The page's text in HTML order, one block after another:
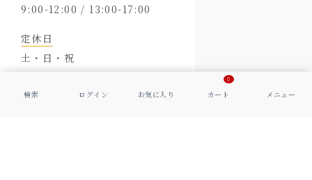
0
9:00-12:00 / 13:00-17:00
定休日
土・日・祝